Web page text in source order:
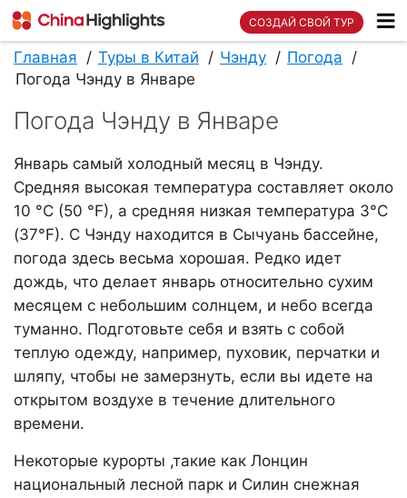
СОЗДАЙ СВОЙ ТУР
Главная Туры в Китай Чэнду
Погода
Погода Чэнду в Январе
Погода Чэнду в Январе
Январь самый холодный месяц в Чэнду.
Средняя высокая температура составляет около
10 °C (50 °F), а средняя низкая температура 3°C
(37°F). С Чэнду находится в Сычуань бассейне,
погода здесь весьма хорошая. Редко идет
дождь, что делает январь относительно сухим
месяцем с небольшим солнцем, и небо всегда
туманно. Подготовьте себя и взять с собой
теплую одежду, например, пуховик, перчатки и
шляпу, чтобы не замерзнуть, если вы идете на
открытом воздухе в течение длительного
времени.
Некоторые курорты ,такие как Лонцин
национальный лесной парк и Силин снежная